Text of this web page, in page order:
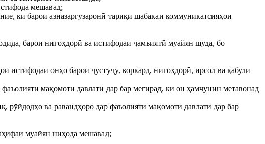
мешавад;
ки барои азназаргузаронӣ тариқи шабакаи коммуникатсияҳои
барои нигоҳдорӣ ва истифодаи ҷамъиятӣ муайян шуда, бо
истифодаи онҳо барои ҷустуҷӯ, коркард, нигоҳдорӣ, ирсол ва қабули
мақомоти давлатӣ дар бар мегирад, ки он ҳамчунин метавонад
рӯйдодҳо ва равандҳоро дар фаъолияти мақомоти давлатӣ дар бар
муайян ниҳода мешавад;